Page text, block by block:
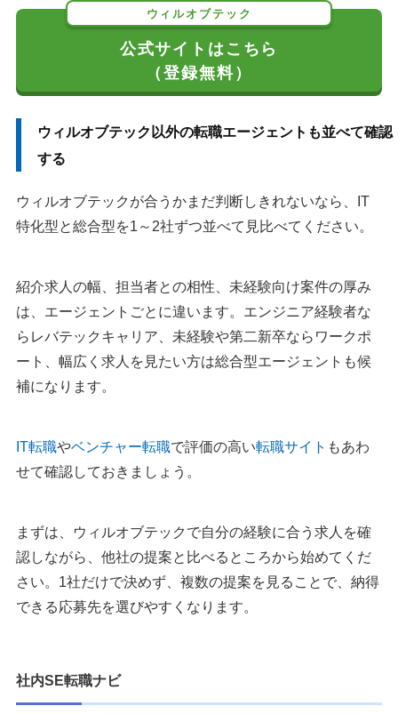
ウィルオブテック
公式サイトはこちら
（登録無料）
ウィルオブテック以外の転職エージェントも並べて確認
する
ウィルオブテックが合うかまだ判断しきれないなら、IT
特化型と総合型を1～2社ずつ並べて見比べてください。
紹介求人の幅、担当者との相性、未経験向け案件の厚み
は、エージェントごとに違います。エンジニア経験者な
らレバテックキャリア、未経験や第二新卒ならワークポ
ート、幅広く求人を見たい方は総合型エージェントも候
補になります。
IT転職やベンチャー転職で評価の高い転職サイト もあわ
せて確認しておきましょう。
まずは、ウィルオブテックで自分の経験に合う求人を確
認しながら、他社の提案と比べるところから始めてくだ
さい。1社だけで決めず、複数の提案を見ることで、納得
できる応募先を選びやすくなります。
社内SE転職ナビ